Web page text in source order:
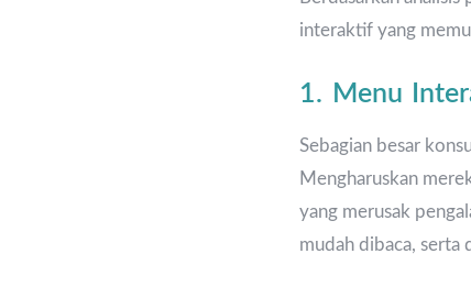
interaktif yang
1. Menu
Sebagian besar
Mengharuskan
yang merusak
mudah dibaca, serta